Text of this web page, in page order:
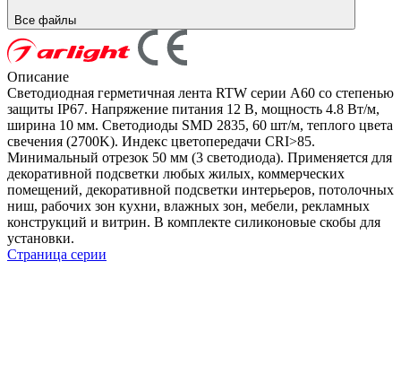
Все файлы
Описание
Светодиодная герметичная лента RTW серии A60 со степенью
защиты IP67. Напряжение питания 12 В, мощность 4.8 Вт/м,
ширина 10 мм. Светодиоды SMD 2835, 60 шт/м, теплого цвета
свечения (2700K). Индекс цветопередачи CRI>85.
Минимальный отрезок 50 мм (3 светодиода). Применяется для
декоративной подсветки любых жилых, коммерческих
помещений, декоративной подсветки интерьеров, потолочных
ниш, рабочих зон кухни, влажных зон, мебели, рекламных
конструкций и витрин. В комплекте силиконовые скобы для
установки.
Страница серии